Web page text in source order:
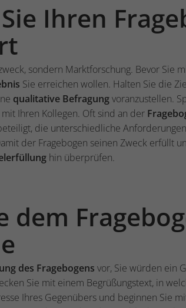
Ihren
sondern Marktforschung. Bevor Sie
Sie erreichen wollen. Halten Sie die
qualitative Befragungvoranzustellen.
Ihren Kollegen. Oft sind an der
die unterschiedliche
der Fragebogen seinen Zweck erfüllt
hin überprüfen.
dem
des Fragebogens vor, Sie würden ein
Sie mit einem Begrüßungstext, in
Ihres Gegenübers und beginnen Sie